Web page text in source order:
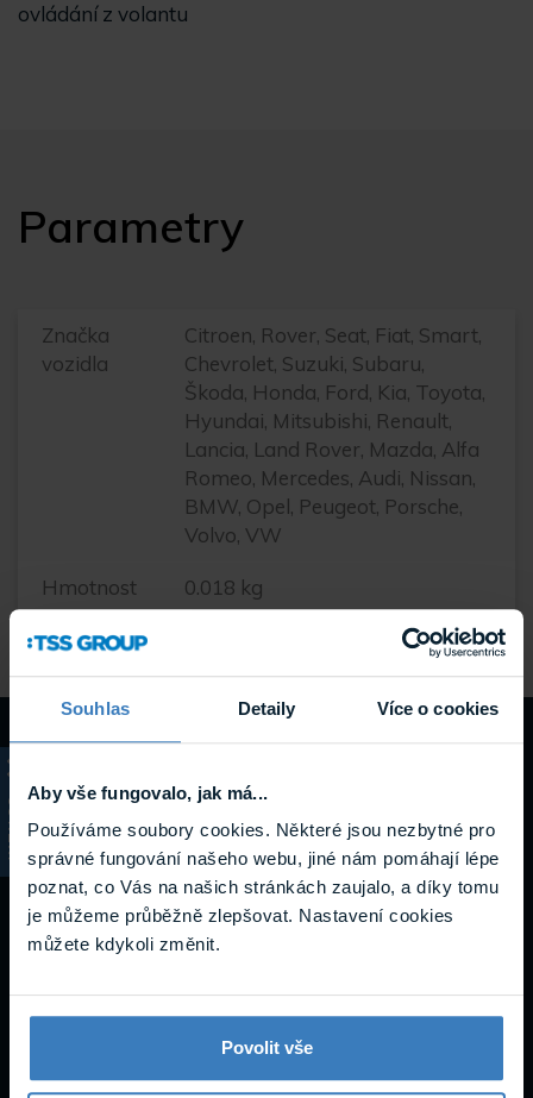
Souhlas Detaily Více o cookies
Aby vše fungovalo, jak má...
Používáme soubory cookies. Některé jsou nezbytné pro
správné fungování našeho webu, jiné nám pomáhají lépe
poznat, co Vás na našich stránkách zaujalo, a díky tomu
je můžeme průběžně zlepšovat. Nastavení cookies
můžete kdykoli změnit.
Povolit vše
KATALOG
ovládání z volantu
Parametry
Značka
vozidla
Citroen, Rover, Seat, Fiat, Smart,
Chevrolet, Suzuki, Subaru,
Škoda, Honda, Ford, Kia, Toyota,
Hyundai, Mitsubishi, Renault,
Lancia, Land Rover, Mazda, Alfa
Romeo, Mercedes, Audi, Nissan,
BMW, Opel, Peugeot, Porsche,
Volvo, VW
Hmotnost 0.018 kg
Návody a
podpora
Dokumenty